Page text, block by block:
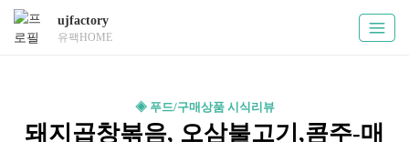
ujfactory
유팩HOME
◈ 푸드/구매상품 시식리뷰
돼지곱창볶음, 오삼불고기,콤주-매